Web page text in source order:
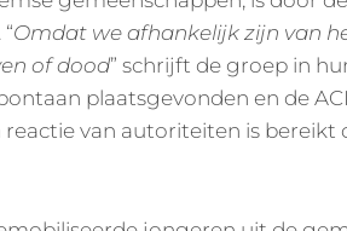
Omdat we afhankelijk zijn van
of dood” schrijft de groep in
plaatsgevonden en de
van autoriteiten is bereikt